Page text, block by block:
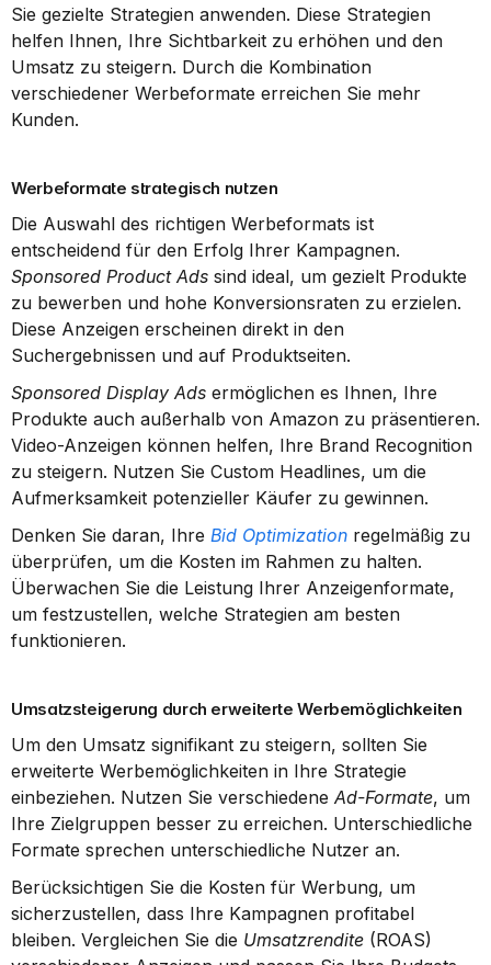
Sie gezielte Strategien anwenden. Diese Strategien
helfen Ihnen, Ihre Sichtbarkeit zu erhöhen und den
Umsatz zu steigern. Durch die Kombination
verschiedener Werbeformate erreichen Sie mehr
Kunden.
Werbeformate strategisch nutzen
Die Auswahl des richtigen Werbeformats ist
Sponsored Product Ads sind ideal, um gezielt Produkte
zu bewerben und hohe Konversionsraten zu erzielen.
Diese Anzeigen erscheinen direkt in den
Suchergebnissen und auf Produktseiten.
Sponsored Display Ads ermöglichen es Ihnen, Ihre
Produkte auch außerhalb von Amazon zu präsentieren.
Video-Anzeigen können helfen, Ihre Brand Recognition
zu steigern. Nutzen Sie Custom Headlines, um die
Aufmerksamkeit potenzieller Käufer zu gewinnen.
Denken Sie daran, Ihre Bid Optimization regelmäßig zu
überprüfen, um die Kosten im Rahmen zu halten.
Überwachen Sie die Leistung Ihrer Anzeigenformate,
um festzustellen, welche Strategien am besten
funktionieren.
Umsatzsteigerung durch erweiterte Werbemöglichkeiten
Um den Umsatz signifikant zu steigern, sollten Sie
erweiterte Werbemöglichkeiten in Ihre Strategie
einbeziehen. Nutzen Sie verschiedene Ad-Formate, um
Ihre Zielgruppen besser zu erreichen. Unterschiedliche
Formate sprechen unterschiedliche Nutzer an.
Berücksichtigen Sie die Kosten für Werbung, um
sicherzustellen, dass Ihre Kampagnen profitabel
bleiben. Vergleichen Sie die Umsatzrendite (ROAS)